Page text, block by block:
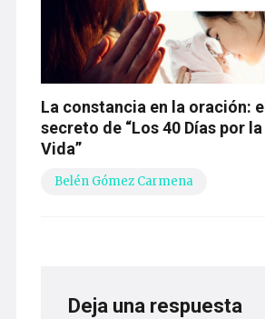
La constancia en la oración: el
secreto de “Los 40 Días por la
Vida”
Belén Gómez Carmena
Deja una respuesta